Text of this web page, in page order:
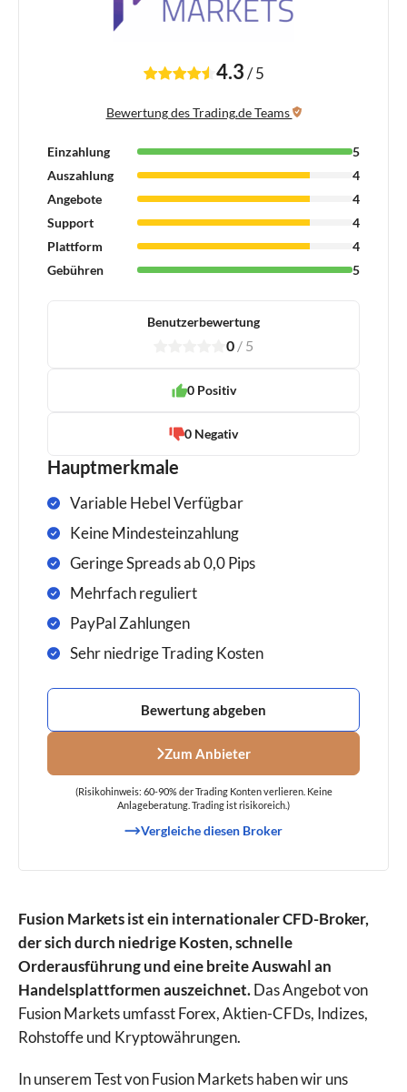
4.3/ 5
Bewertung des Trading.de Teams
Einzahlung
5
Auszahlung
4
Angebote
4
Support
4
Plattform
4
Gebühren
5
Benutzerbewertung
0 / 5
0 Positiv
0 Negativ
Hauptmerkmale
Variable Hebel Verfügbar
Keine Mindesteinzahlung
Geringe Spreads ab 0,0 Pips
Mehrfach reguliert
PayPal Zahlungen
Sehr niedrige Trading Kosten
Bewertung abgeben
Zum Anbieter
(Risikohinweis: 60-90% der Trading Konten verlieren. Keine
Anlageberatung. Trading ist risikoreich.)
Vergleiche diesen Broker
Fusion Markets ist ein internationaler CFD-Broker,
der sich durch niedrige Kosten, schnelle
Orderausführung und eine breite Auswahl an
Handelsplattformen auszeichnet.Das Angebot von
Fusion Markets umfasst Forex, Aktien-CFDs, Indizes,
Rohstoffe und Kryptowährungen.
In unserem Test von Fusion Markets haben wir uns